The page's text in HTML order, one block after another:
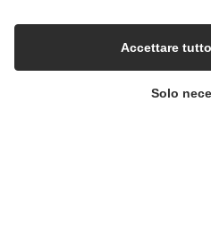
Collegamenti
Info
Solo
Accettare